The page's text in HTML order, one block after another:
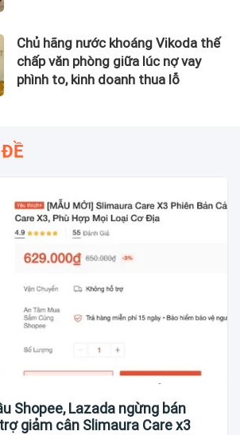
Chủ hãng nước khoáng Vikoda thế
chấp văn phòng giữa lúc nợ vay
phình to, kinh doanh thua lỗ
Shopee, Lazada ngừng bán
giảm cân Slimaura Care x3